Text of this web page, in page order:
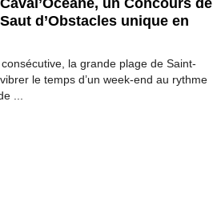
Caval’Océane, un Concours de
Saut d’Obstacles unique en
la grande plage de Saint-
le temps d’un week-end au rythme
...